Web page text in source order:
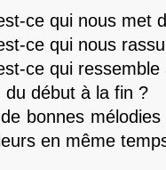
ce qui nous met
ce qui nous
ce qui
du début à la fin ?
bonnes
en même